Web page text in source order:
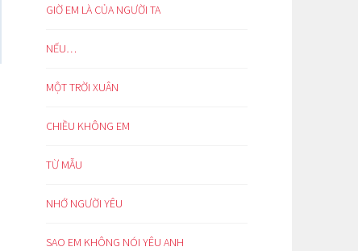
GIỜ EM LÀ CỦA NGƯỜI TA
NẾU…
MỘT TRỜI XUÂN
CHIỀU KHÔNG EM
TỪ MẪU
NHỚ NGƯỜI YÊU
SAO EM KHÔNG NÓI YÊU ANH